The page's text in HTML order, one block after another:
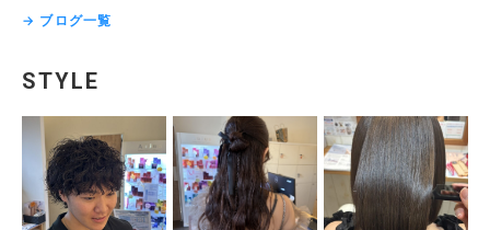
→ ブログ一覧
STYLE